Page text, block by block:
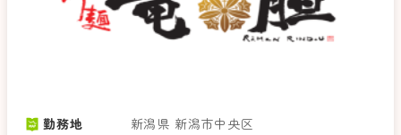
勤務地
新潟県 新潟市中央区